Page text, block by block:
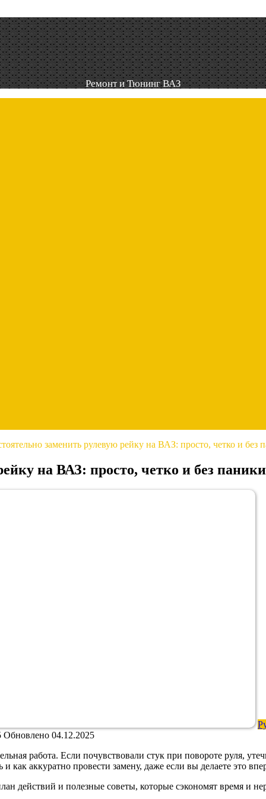
Ремонт и Тюнинг ВАЗ
заменить рулевую рейку на ВАЗ: просто, четко и без
на ВАЗ: просто, четко и без паники
Обновлено 04.12.2025
работа. Если почувствовали стук при повороте руля,
как аккуратно провести замену, даже если вы делаете это
действий и полезные советы, которые сэкономят время и